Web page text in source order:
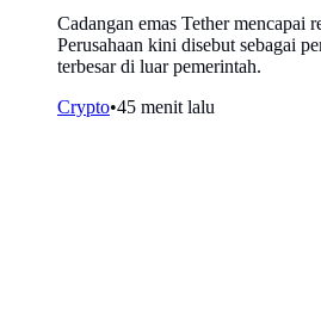
Cadangan emas Tether mencapai
Perusahaan kini disebut sebagai
terbesar di luar pemerintah.
Crypto•45 menit lalu